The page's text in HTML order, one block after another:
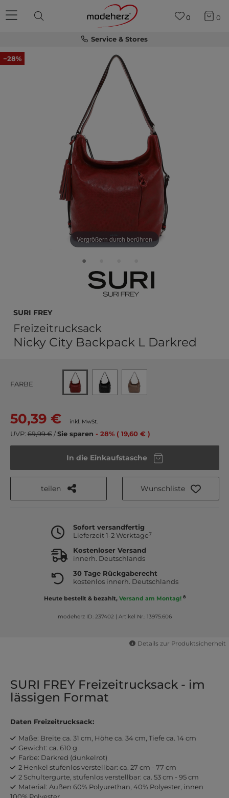
Service & Stores
0 0
−28%
Vergrößern durch berühren
SURI FREY
Freizeitrucksack
Nicky City Backpack L Darkred
FARBE
50,39 € inkl. MwSt.
UVP: 69,99 €/Sie sparen - 28% ( 19,60 € )
In die Einkaufstasche
teilen Wunschliste
Sofort versandfertig
Lieferzeit 1-2 Werktage7
Kostenloser Versand
innerh. Deutschlands
30 Tage Rückgaberecht
kostenlos innerh. Deutschlands
Heute bestellt & bezahlt, Versand am Montag! 8
modeherz ID: 237402| Artikel Nr.: 13975.606
Details zur Produktsicherheit
SURI FREY Freizeitrucksack - im
lässigen Format
Daten Freizeitrucksack:
Maße: Breite ca. 31 cm, Höhe ca. 34 cm, Tiefe ca. 14 cm
Gewicht: ca. 610 g
Farbe: Darkred (dunkelrot)
2 Henkel stufenlos verstellbar: ca. 27 cm - 77 cm
2 Schultergurte, stufenlos verstellbar: ca. 53 cm - 95 cm
Material: Außen 60% Polyurethan, 40% Polyester, innen
100% Polyester